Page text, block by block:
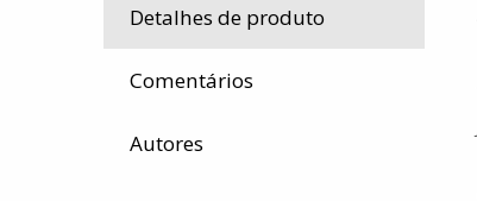
Detalhes de produto
Comentários
Autores